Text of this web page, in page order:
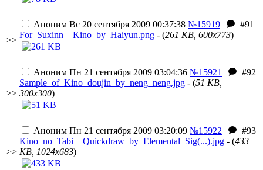
>>
Аноним Вс 20 сентября 2009 00:37:38 №15919
#91
For_Suxinn__Kino_by_Haiyun.png - (261 KB, 600x773)
>>
Аноним Пн 21 сентября 2009 03:04:36 №15921
#92
Sample_of_Kino_doujin_by_neng_neng.jpg - (51 KB,
300x300)
>>
Аноним Пн 21 сентября 2009 03:20:09 №15922
#93
Kino_no_Tabi__Quickdraw_by_Elemental_Sig(...).jpg - (433
KB, 1024x683)